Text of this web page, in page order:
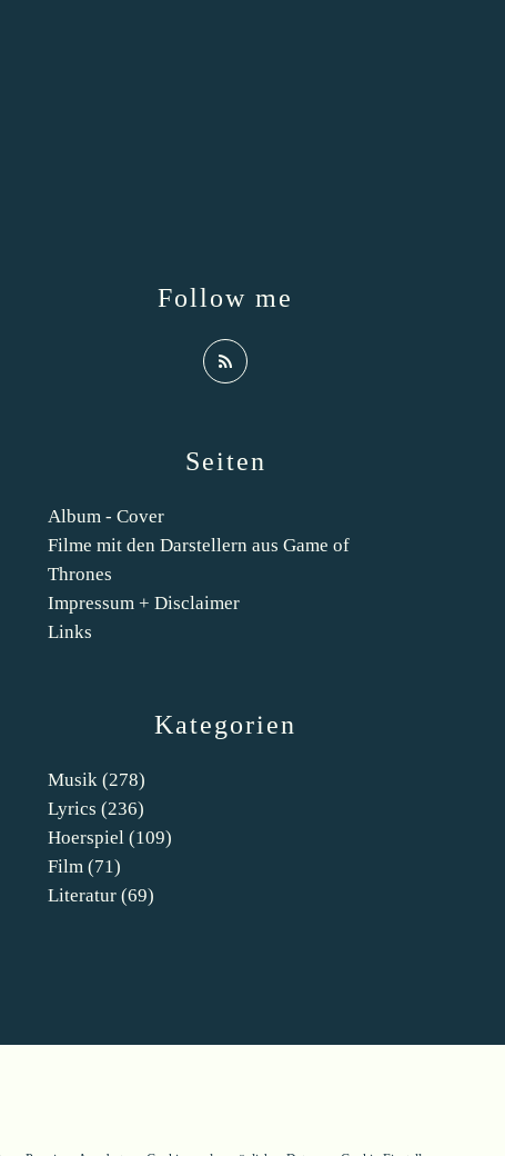
Kategorien
Musik (278)
Lyrics (236)
Hoerspiel (109)
Film (71)
Literatur (69)
Seiten
Album - Cover
Filme mit den Darstellern aus Game of
Thrones
Impressum + Disclaimer
Links
Follow me